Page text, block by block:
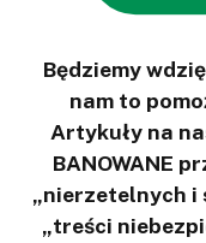
Będziemy
nam to
Artykuły na
BANOWANE
„nierzetelnych i
„treści